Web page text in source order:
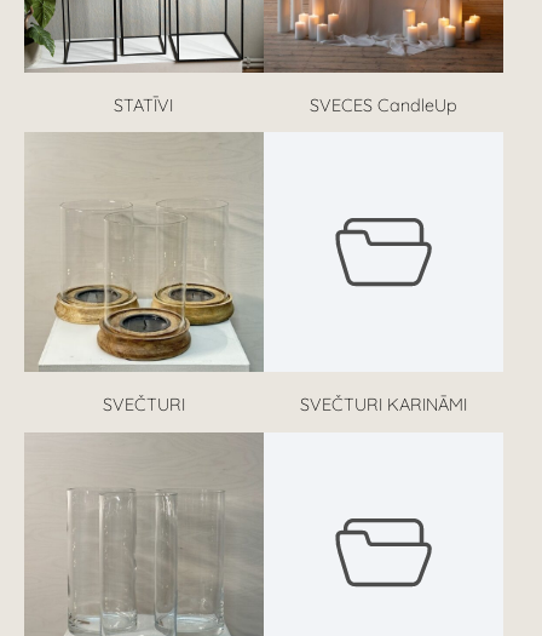
STATĪVI SVECES CandleUp
SVEČTURI SVEČTURI KARINĀMI